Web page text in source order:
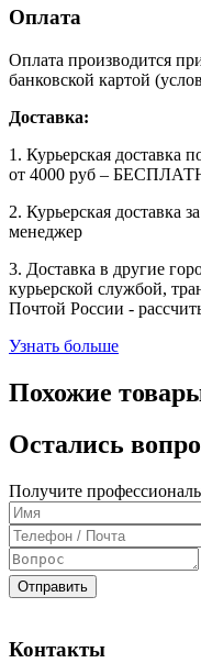
Оплата
Оплата производится
банковской картой
Доставка:
1. Курьерская
от 4000 руб –
2. Курьерская доставка
менеджер
3. Доставка в другие
курьерской службой,
Почтой России -
Узнать больше
Похожие
Остались
Получите
Отправить
Контакты